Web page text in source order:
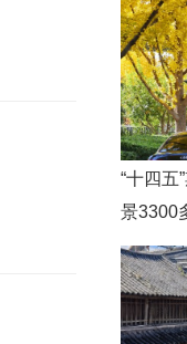
“十四五
景3300